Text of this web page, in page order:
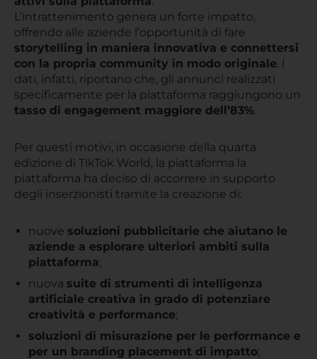
L’intrattenimento genera un forte impatto,
offrendo alle aziende l’opportunità di fare
storytelling in maniera innovativa e connettersi
con la propria community in modo originale. I
dati, infatti, riportano che, gli annunci realizzati
specificamente per la piattaforma raggiungono un
tasso di engagement maggiore dell’83%.
Per questi motivi, in occasione della quarta
edizione di TikTok World, la piattaforma la
piattaforma ha deciso di accorrere in supporto
degli inserzionisti tramite la creazione di:
nuove soluzioni pubblicitarie che aiutano le
aziende a esplorare ulteriori ambiti sulla
piattaforma;
nuova suite di strumenti di intelligenza
artificiale creativa in grado di potenziare
creatività e performance;
soluzioni di misurazione per le performance e
per un branding placement di impatto;